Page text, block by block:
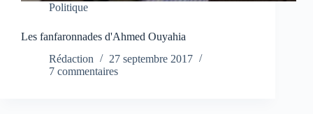
Politique
Les fanfaronnades d'Ahmed Ouyahia
Rédaction
27 septembre 2017
7 commentaires